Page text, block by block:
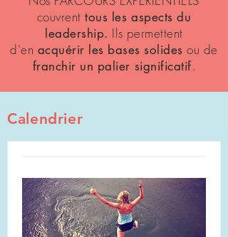
Calendrier
couvrenttous les aspects du
leadership. Ils permettent
d'en acquérir les bases solides ou de
franchir un palier significatif.